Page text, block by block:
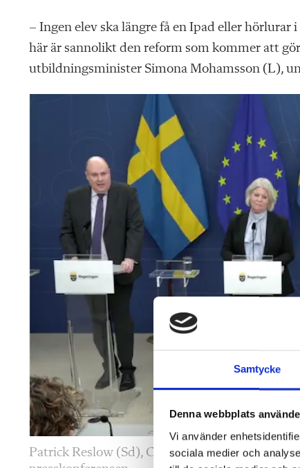
Samtycke
Denna webbplats
Vi använder
sociala medier och
– Ingen elev ska längre få en Ipad eller
här är sannolikt den reform som kommer att
utbildningsminister Simona Mohamsson (L),
Patrick Reslow (Sd), Camilla Waltersson